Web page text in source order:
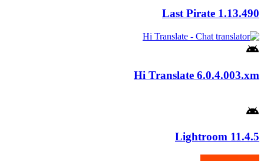
Last Pirate 1.13.490
Hi Translate 6.0.4.003.xm
Lightroom 11.4.5